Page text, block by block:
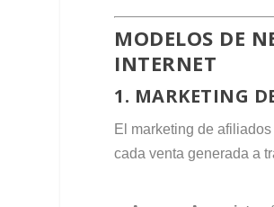
MODELOS DE
INTERNET
1. MARKETING
El marketing de
cada venta generada a